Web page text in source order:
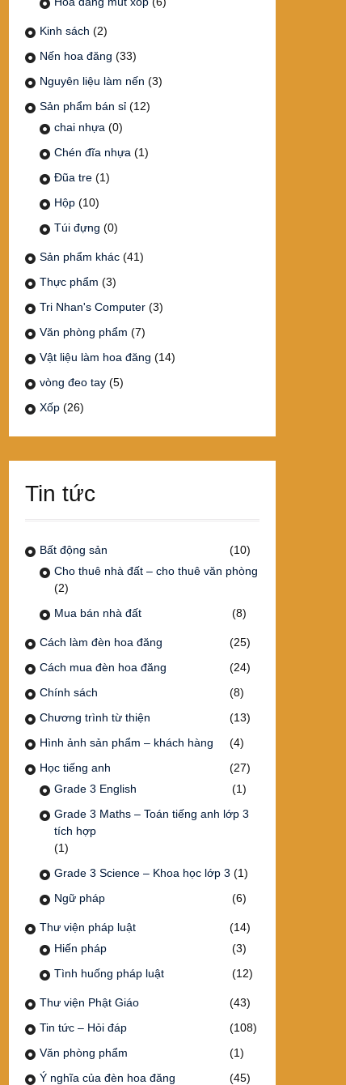
Kinh sách (2)
Nến hoa đăng (33)
Nguyên liệu làm nến (3)
Sản phẩm bán sỉ (12)
chai nhựa (0)
Chén đĩa nhựa (1)
Đũa tre (1)
Hộp (10)
Túi đựng (0)
Sản phẩm khác (41)
Thực phẩm (3)
Tri Nhan's Computer (3)
Văn phòng phẩm (7)
Vật liệu làm hoa đăng (14)
vòng đeo tay (5)
Xốp (26)
Tin tức
Bất động sản
(10)
Cho thuê nhà đất – cho thuê văn phòng
(2)
Mua bán nhà đất
(8)
Cách làm đèn hoa đăng
(25)
Cách mua đèn hoa đăng
(24)
Chính sách
(8)
Chương trình từ thiện
(13)
Hình ảnh sản phẩm – khách hàng
(4)
Học tiếng anh
(27)
Grade 3 English
(1)
Grade 3 Maths – Toán tiếng anh lớp 3
tích hợp
(1)
Grade 3 Science – Khoa học lớp 3 (1)
Ngữ pháp
(6)
Thư viện pháp luật
(14)
Hiến pháp
(3)
Tình huống pháp luật
(12)
Thư viện Phật Giáo
(43)
Tin tức – Hỏi đáp
(108)
Văn phòng phẩm
(1)
Ý nghĩa của đèn hoa đăng
(45)